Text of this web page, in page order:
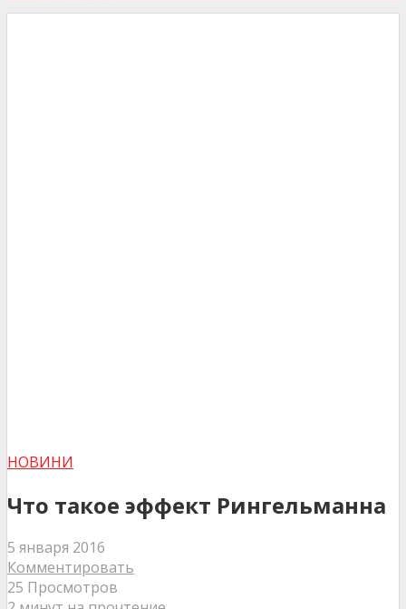
НОВИНИ
Что такое эффект Рингельманна
5 января 2016
Комментировать
25 Просмотров